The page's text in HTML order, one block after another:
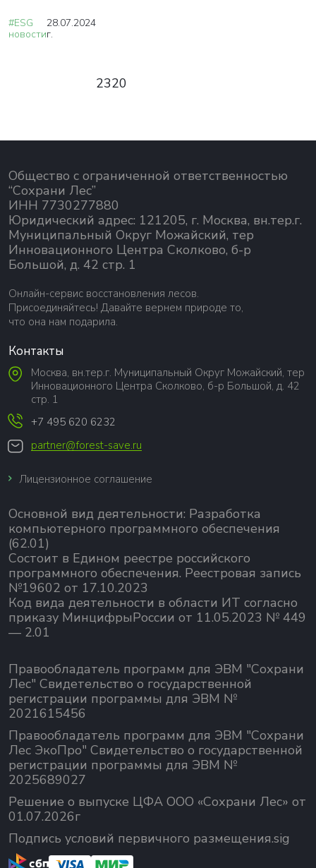
#ESG
новости
28.07.2024
г.
2320
Общество с ограниченной ответственностью
“Сохрани Лес”
ИНН 7730277880
Юридический адрес: 121205, г. Москва, вн.тер.г.
Муниципальный Округ Можайский, тер
Инновационного Центра Сколково, б-р
Большой, д. 42 стр. 1
Онлайн-сервис восстановления лесов.
Присоединяйтесь! Давайте вернем природе то,
что она нам подарила.
Контакты
Москва, вн.тер.г. Муниципальный Округ Можайский, тер
Инновационного Центра Сколково, б-р Большой, д. 42
стр. 1
+7 495 620 6232
partner@forest-save.ru
Лицензионное соглашение
Основной вид деятельности: Разработка
компьютерного программного обеспечения
(62.01)
Состоит в Едином реестре российского
программного обеспечения. Реестровая запись
№19602 от 17.10.2023
Код вида деятельности в области ИТ согласно
приказу МинцифрыРоссии от 11.05.2023 № 449
— 2.01
Правообладатель программ для ЭВМ "Сохрани
Лес" Свидетельство о государственной
регистрации программы для ЭВМ №
2021615456
Правообладатель программ для ЭВМ "Сохрани
Лес ЭкоПро" Свидетельство о государственной
регистрации программы для ЭВМ №
2025689027
Решение о выпуске ЦФА ООО «Сохрани Лес» от
01.07.2026г
Подпись условий первичного размещения.sig